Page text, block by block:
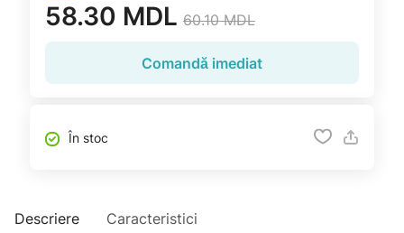
58.30 MDL 60.10 MDL
Comandă imediat
În stoc
Descriere Caracteristici